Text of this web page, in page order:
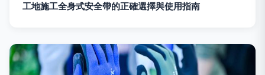
工地施工全身式安全帶的正確選擇與使用指南